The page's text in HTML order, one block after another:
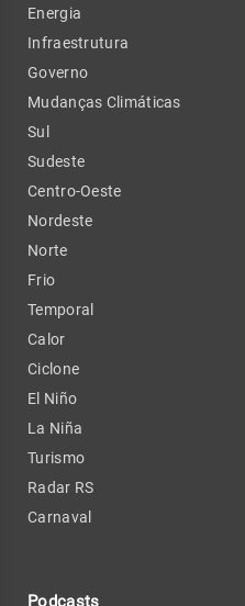
Energia
Infraestrutura
Governo
Mudanças Climáticas
Sul
Sudeste
Centro-Oeste
Nordeste
Norte
Frio
Temporal
Calor
Ciclone
El Niño
La Niña
Turismo
Radar RS
Carnaval
Podcasts